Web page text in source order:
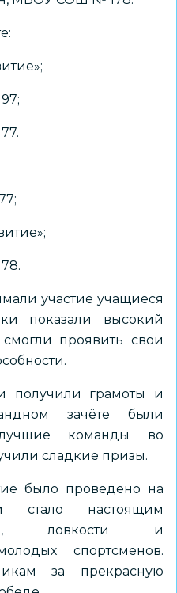
участие учащиеся
показали высокий
проявить свои
получили грамоты и
зачёте были
команды во
сладкие призы.
было проведено на
настоящим
ловкости и
спортсменов.
за прекрасную